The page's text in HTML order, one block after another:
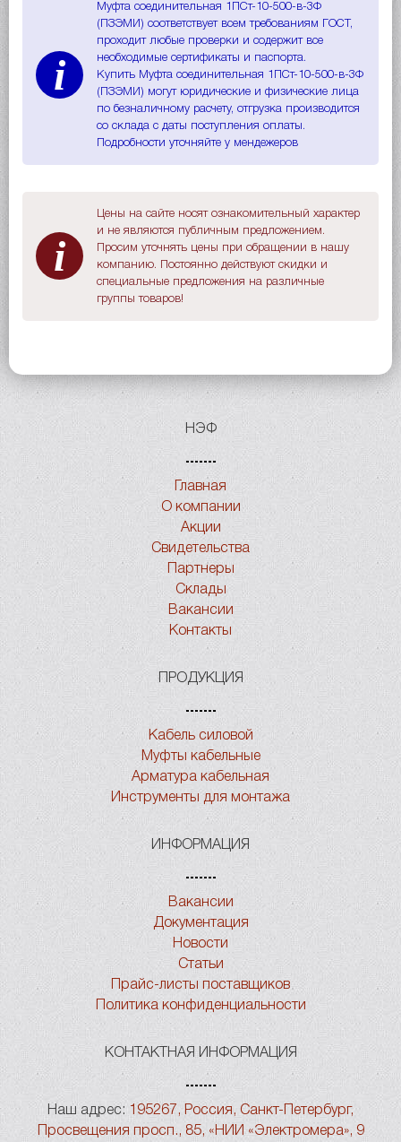
i
Муфта соединительная 1ПСт-10-500-в-3Ф
(ПЗЭМИ) соответствует всем требованиям ГОСТ,
проходит любые проверки и содержит все
необходимые сертификаты и паспорта.
Купить Муфта соединительная 1ПСт-10-500-в-3Ф
(ПЗЭМИ) могут юридические и физические лица
по безналичному расчету, отгрузка производится
со склада с даты поступления оплаты.
Подробности уточняйте у мендежеров
i
Цены на сайте носят ознакомительный характер
и не являются публичным предложением.
Просим уточнять цены при обращении в нашу
компанию. Постоянно действуют скидки и
специальные предложения на различные
группы товаров!
НЭФ
Главная
О компании
Акции
Свидетельства
Партнеры
Склады
Вакансии
Контакты
ПРОДУКЦИЯ
Кабель силовой
Муфты кабельные
Арматура кабельная
Инструменты для монтажа
ИНФОРМАЦИЯ
Вакансии
Документация
Новости
Статьи
Прайс-листы поставщиков
Политика конфиденциальности
КОНТАКТНАЯ ИНФОРМАЦИЯ
Наш адрес: 195267, Россия, Санкт-Петербург,
Просвещения просп., 85, «НИИ «Электромера», 9